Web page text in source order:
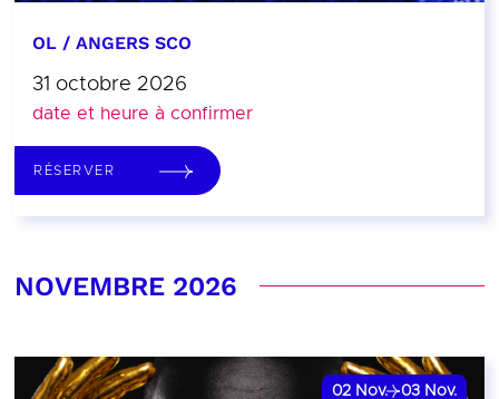
OL / ANGERS SCO
31 octobre 2026
date et heure à confirmer
RÉSERVER
NOVEMBRE 2026
02 Nov. 03 Nov.